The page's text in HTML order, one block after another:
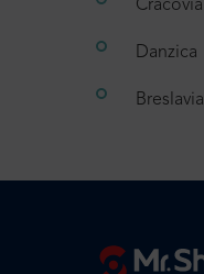
Cracovia
Danzica
Breslavia